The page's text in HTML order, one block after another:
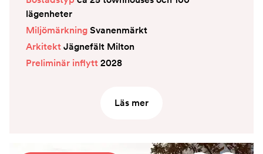
lägenheter
MiljömärkningSvanenmärkt
ArkitektJägnefält Milton
Preliminär inflytt2028
Läs mer